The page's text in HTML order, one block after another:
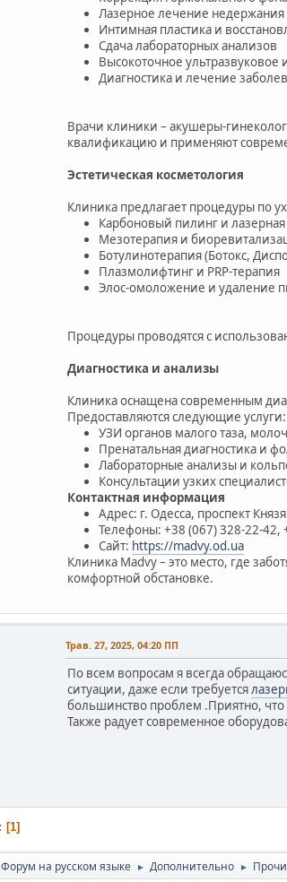
Лазерное лечение недержания
Интимная пластика и
Сдача лабораторных анализов
Высокоточное ультразвуковое
Диагностика и лечение
Врачи клиники – акушеры-
квалификацию и применяют
Эстетическая косметология
Клиника предлагает процедуры по
Карбоновый пилинг и
Мезотерапия и
Ботулинотерапия (Ботокс,
Плазмолифтинг и PRP-терапия
Элос-омоложение и удаление
Процедуры проводятся с
Диагностика и анализы
Клиника оснащена современным
Предоставляются следующие услуги:
УЗИ органов малого таза,
Пренатальная диагностика и
Лабораторные анализы и
Консультации узких
Контактная информация
Адрес: г. Одесса, проспект
Телефоны: +38 (067) 328-22-42,
Сайт: https://madvy.od.ua
Клиника Madvy – это место, где
комфортной обстановке.
Трав. 27, 2025, 04:20 ПП
По всем вопросам я всегда
ситуации, даже если требуется
большинство проблем .Приятно, что
Также радует современное
1
Форум на русском языке ► Дополнительно ►